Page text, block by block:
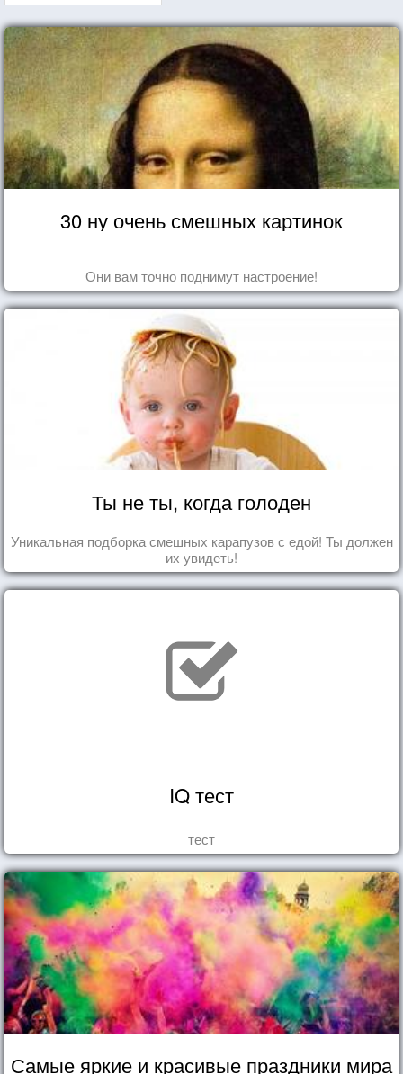
30 ну очень смешных картинок
Они вам точно поднимут настроение!
Ты не ты, когда голоден
Уникальная подборка смешных карапузов с едой! Ты должен
их увидеть!
IQ тест
тест
Самые яркие и красивые праздники мира